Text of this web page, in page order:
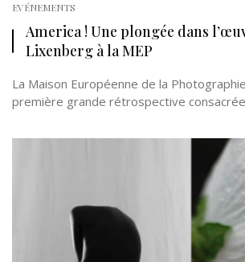
EVÉNEMENTS
America ! Une plongée dans
Lixenberg à la MEP
La Maison Européenne de la
première grande rétrospective consacrée